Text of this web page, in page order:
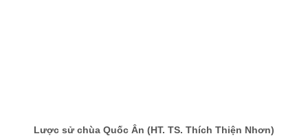
Lược sử chùa Quốc Ân (HT. TS. Thích Thiện Nhơn)